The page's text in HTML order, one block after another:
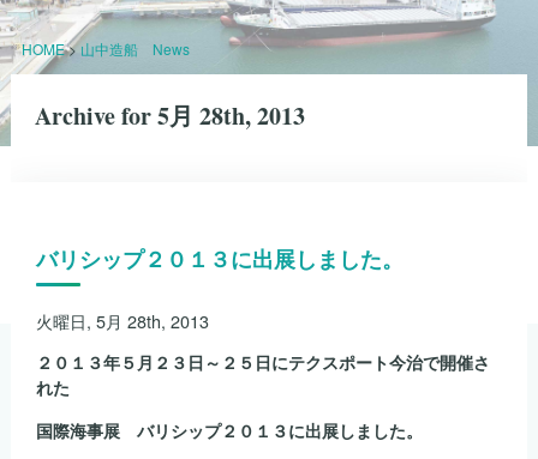
HOME>山中造船 News
Archive for 5月 28th, 2013
バリシップ２０１３に出展しました。
火曜日, 5月 28th, 2013
２０１３年５月２３日～２５日にテクスポート今治で開催さ
れた
国際海事展 バリシップ２０１３に出展しました。